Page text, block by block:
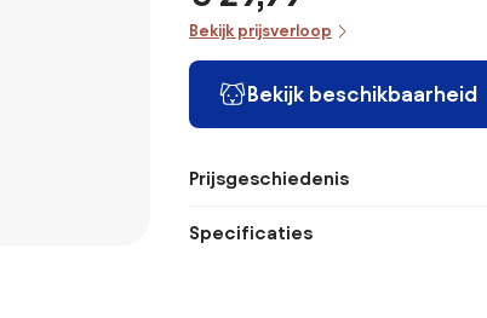
Bekijk prijsverloop
Bekijk beschikbaarheid
Prijsgeschiedenis
Specificaties